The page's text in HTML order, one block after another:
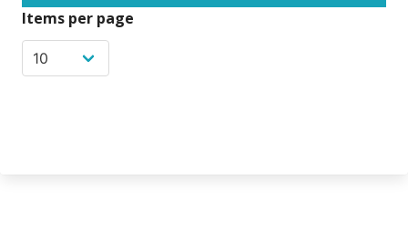
Items per page